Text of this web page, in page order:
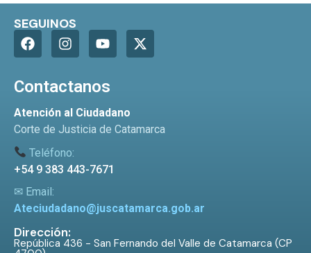
SEGUINOS
Contactanos
Atención al Ciudadano
Corte de Justicia de Catamarca
Teléfono:
+54 9 383 443-7671
✉ Email:
Ateciudadano@juscatamarca.gob.ar
Dirección:
República 436 - San Fernando del Valle de Catamarca (CP